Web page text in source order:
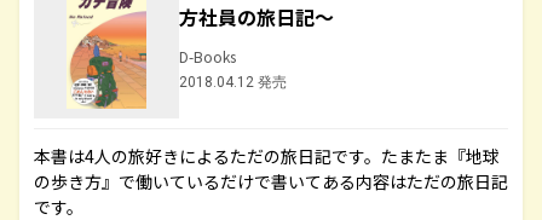
方社員の旅日記～
D-Books
2018.04.12 発売
本書は4人の旅好きによるただの旅日記です。たまたま『地球
の歩き方』で働いているだけで書いてある内容はただの旅日記
です。